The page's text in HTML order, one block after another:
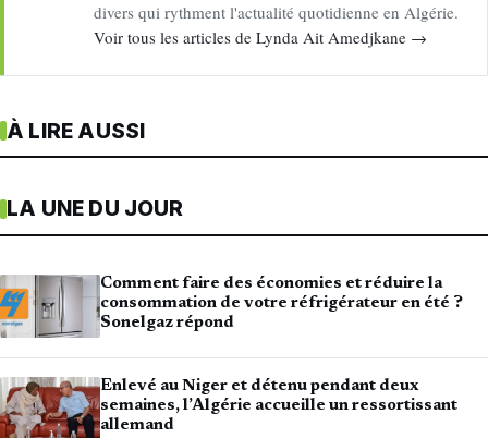
divers qui rythment l'actualité quotidienne en Algérie.
Voir tous les articles de Lynda Ait Amedjkane →
À LIRE AUSSI
LA UNE DU JOUR
Comment faire des économies et réduire la
consommation de votre réfrigérateur en été ?
Sonelgaz répond
Enlevé au Niger et détenu pendant deux
semaines, l’Algérie accueille un ressortissant
allemand